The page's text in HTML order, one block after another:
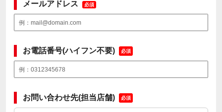
メールアドレス 必須
お電話番号(ハイフン不要) 必須
お問い合わせ先(担当店舗) 必須